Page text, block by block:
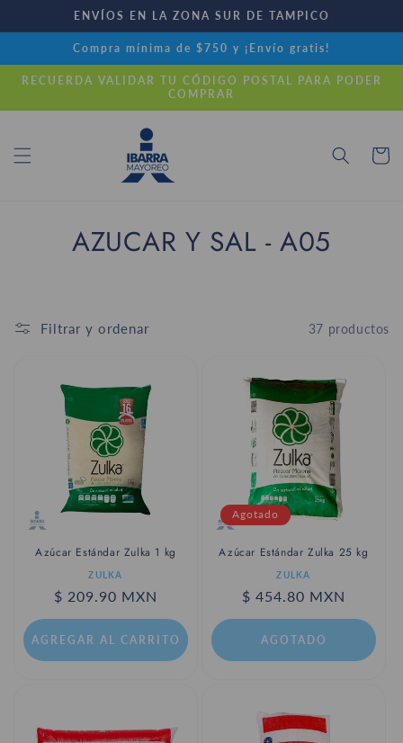
directamente
al contenido
ENVÍOS EN LA ZONA SUR DE TAMPICO
Compra mínima de $750 y ¡Envío gratis!
RECUERDA VALIDAR TU CÓDIGO POSTAL PARA PODER
COMPRAR
Carrito
C
e
c
c
ó
n
:
AZUCAR Y SAL - A05
Filtrar y ordenar 37 productos
Azúcar Estándar Zulka 1 kg
Proveedor:ZULKA
Precio
habitual
$ 209.90 MXN
AGREGAR AL CARRITO
Agotado
Azúcar Estándar Zulka 25 kg
Proveedor:ZULKA
Precio
habitual
$ 454.80 MXN
AGOTADO